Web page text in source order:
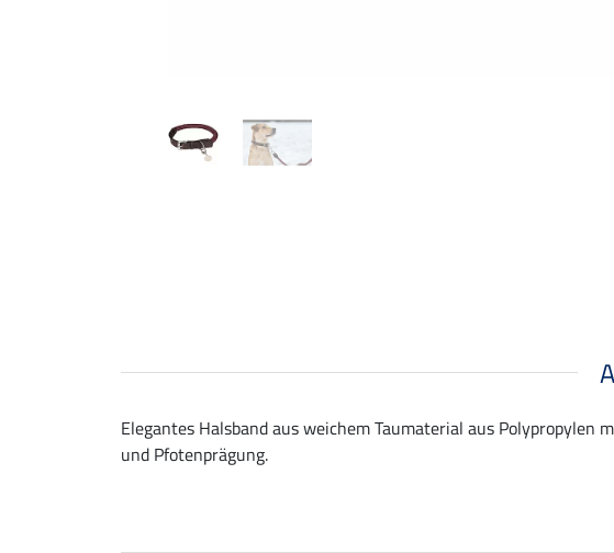
Elegantes Halsband aus weichem Taumaterial aus
und Pfotenprägung.